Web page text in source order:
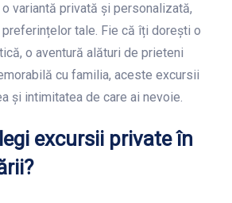
variantă privată și personalizată,
tale. Fie că îți dorești o
o aventură alături de prieteni
cu familia, aceste excursii
și intimitatea de care ai nevoie.
excursii private în